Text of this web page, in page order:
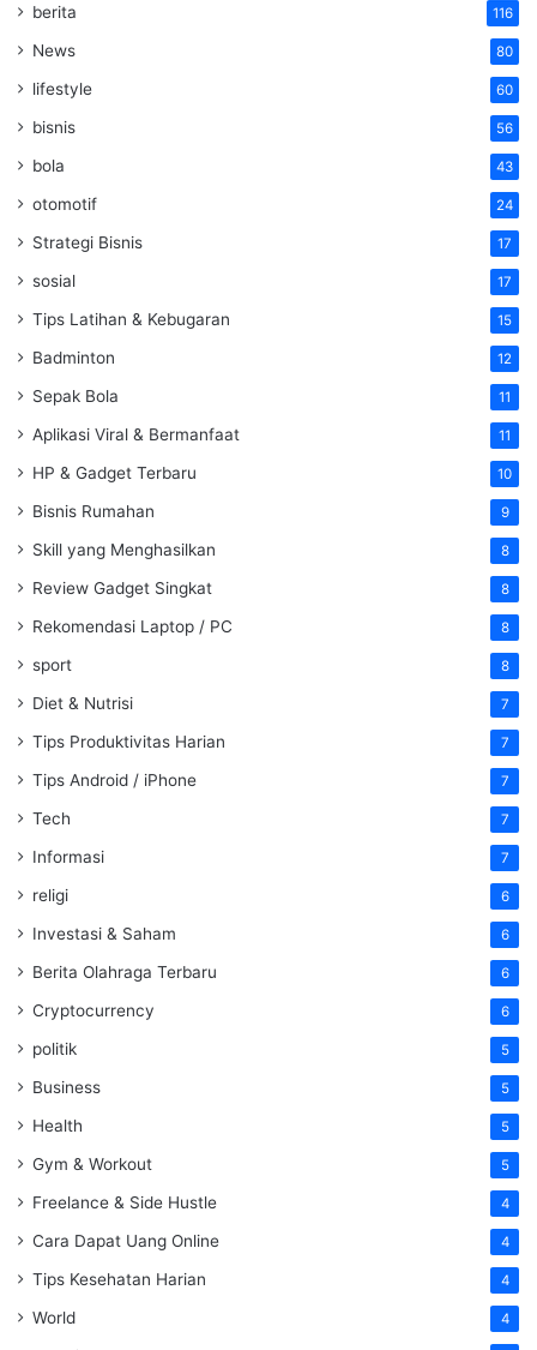
berita 116
News 80
lifestyle 60
bisnis 56
bola 43
otomotif 24
Strategi Bisnis 17
sosial 17
Tips Latihan & Kebugaran 15
Badminton 12
Sepak Bola 11
Aplikasi Viral & Bermanfaat 11
HP & Gadget Terbaru 10
Bisnis Rumahan 9
Skill yang Menghasilkan 8
Review Gadget Singkat 8
Rekomendasi Laptop / PC 8
sport 8
Diet & Nutrisi 7
Tips Produktivitas Harian 7
Tips Android / iPhone 7
Tech 7
Informasi 7
religi 6
Investasi & Saham 6
Berita Olahraga Terbaru 6
Cryptocurrency 6
politik 5
Business 5
Health 5
Gym & Workout 5
Freelance & Side Hustle 4
Cara Dapat Uang Online 4
Tips Kesehatan Harian 4
World 4